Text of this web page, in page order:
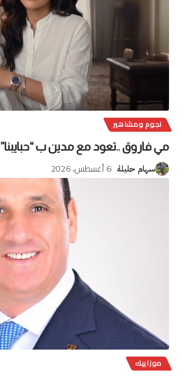
نجوم ومشاهير
مي فاروق ..تعود مع مدين ب “حبايبنا”
سهام حليلة 6 أغسطس، 2026
موزاييك